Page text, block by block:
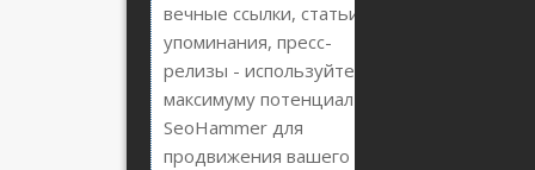
вечные ссылки, статьи,
упоминания, пресс-
релизы - используйте по
максимуму потенциал
SeoHammer для
продвижения вашего